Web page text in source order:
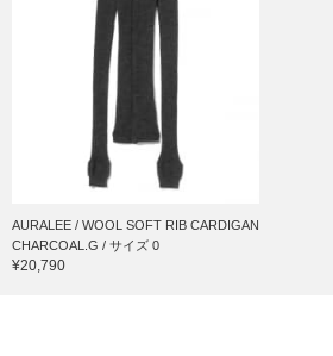
AURALEE / WOOL SOFT RIB CARDIGAN
CHARCOAL.G / サイズ 0
¥20,790